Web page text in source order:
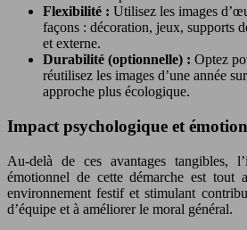
Flexibilité : Utilisez les images
façons : décoration, jeux, supports
et externe.
Durabilité (optionnelle) : Optez
réutilisez les images d’une année
approche plus écologique.
Impact psychologique et
Au-delà de ces avantages tangibles,
émotionnel de cette démarche est tout
environnement festif et stimulant
d’équipe et à améliorer le moral général.